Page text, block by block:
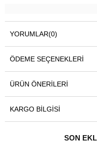
YORUMLAR(0)
ÖDEME SEÇENEKLERI
ÜRÜN ÖNERILERI
KARGO BILGISI
SON